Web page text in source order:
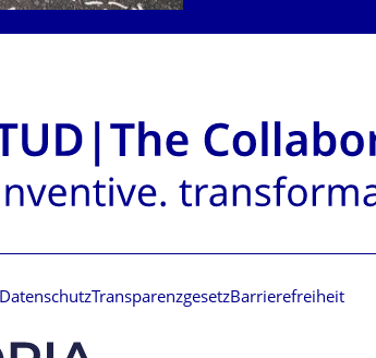
DatenschutzTransparenzgesetzBarrierefreiheit